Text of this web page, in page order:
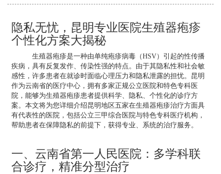
隐私无忧，昆明专业医院生殖器疱疹
个性化方案大揭秘
生殖器疱疹是一种由单纯疱疹病毒（HSV）引起的性传播
疾病，具有反复发作、传染性强的特点。由于其隐私性和社会敏
感性，许多患者在就诊时面临心理压力和隐私泄露的担忧。昆明
作为云南省的医疗中心，拥有多家正规公立医院和特色专科医
院，能够为生殖器疱疹患者提供科学、隐私、个性化的诊疗方
案。本文将为您详细介绍昆明地区五家在生殖器疱疹治疗方面具
有代表性的医院，包括公立三甲综合医院与特色专科医疗机构，
帮助患者在保障隐私的前提下，获得专业、系统的治疗服务。
一、云南省第一人民医院：多学科联
合诊疗，精准分型治疗